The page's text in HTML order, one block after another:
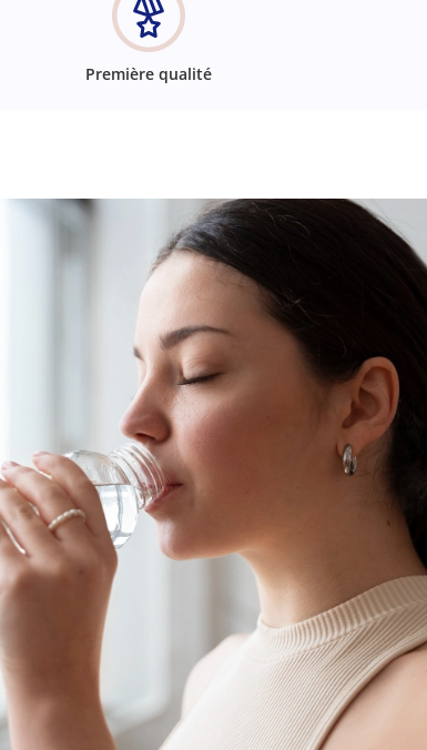
Première qualité